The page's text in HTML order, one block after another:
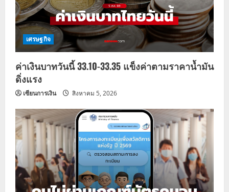
เศรษฐกิจ
ค่าเงินบาทวันนี้ 33.10-33.35 แข็งค่าตามราคาน้ำมัน
ดิ่งแรง
เซียนการเงิน สิงหาคม 5, 2026